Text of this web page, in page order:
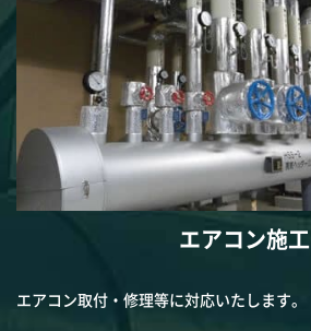
エアコン施工
エアコン取付・修理等に対応いたします。